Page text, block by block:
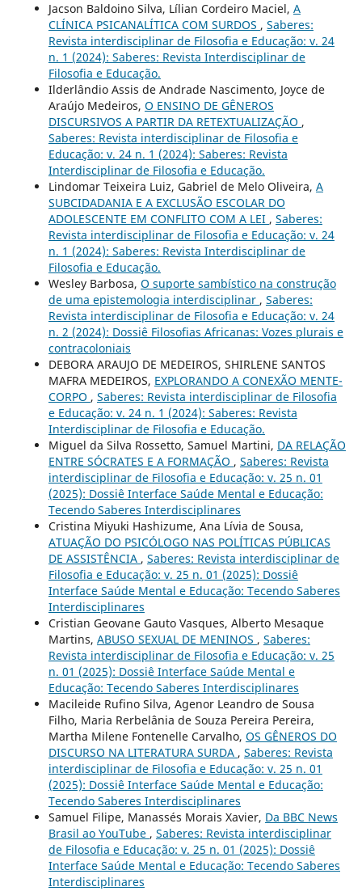
Jacson Baldoino Silva, Lílian Cordeiro Maciel, A
CLÍNICA PSICANALÍTICA COM SURDOS , Saberes:
Revista interdisciplinar de Filosofia e Educação: v. 24
n. 1 (2024): Saberes: Revista Interdisciplinar de
Filosofia e Educação.
Ilderlândio Assis de Andrade Nascimento, Joyce de
Araújo Medeiros, O ENSINO DE GÊNEROS
DISCURSIVOS A PARTIR DA RETEXTUALIZAÇÃO ,
Saberes: Revista interdisciplinar de Filosofia e
Educação: v. 24 n. 1 (2024): Saberes: Revista
Interdisciplinar de Filosofia e Educação.
Lindomar Teixeira Luiz, Gabriel de Melo Oliveira, A
SUBCIDADANIA E A EXCLUSÃO ESCOLAR DO
ADOLESCENTE EM CONFLITO COM A LEI , Saberes:
Revista interdisciplinar de Filosofia e Educação: v. 24
n. 1 (2024): Saberes: Revista Interdisciplinar de
Filosofia e Educação.
Wesley Barbosa, O suporte sambístico na construção
de uma epistemologia interdisciplinar , Saberes:
Revista interdisciplinar de Filosofia e Educação: v. 24
n. 2 (2024): Dossiê Filosofias Africanas: Vozes plurais e
contracoloniais
DEBORA ARAUJO DE MEDEIROS, SHIRLENE SANTOS
MAFRA MEDEIROS, EXPLORANDO A CONEXÃO MENTE-
CORPO , Saberes: Revista interdisciplinar de Filosofia
e Educação: v. 24 n. 1 (2024): Saberes: Revista
Interdisciplinar de Filosofia e Educação.
Miguel da Silva Rossetto, Samuel Martini, DA RELAÇÃO
ENTRE SÓCRATES E A FORMAÇÃO , Saberes: Revista
interdisciplinar de Filosofia e Educação: v. 25 n. 01
(2025): Dossiê Interface Saúde Mental e Educação:
Tecendo Saberes Interdisciplinares
Cristina Miyuki Hashizume, Ana Lívia de Sousa,
ATUAÇÃO DO PSICÓLOGO NAS POLÍTICAS PÚBLICAS
DE ASSISTÊNCIA , Saberes: Revista interdisciplinar de
Filosofia e Educação: v. 25 n. 01 (2025): Dossiê
Interface Saúde Mental e Educação: Tecendo Saberes
Interdisciplinares
Cristian Geovane Gauto Vasques, Alberto Mesaque
Martins, ABUSO SEXUAL DE MENINOS , Saberes:
Revista interdisciplinar de Filosofia e Educação: v. 25
n. 01 (2025): Dossiê Interface Saúde Mental e
Educação: Tecendo Saberes Interdisciplinares
Macileide Rufino Silva, Agenor Leandro de Sousa
Filho, Maria Rerbelânia de Souza Pereira Pereira,
Martha Milene Fontenelle Carvalho, OS GÊNEROS DO
DISCURSO NA LITERATURA SURDA , Saberes: Revista
interdisciplinar de Filosofia e Educação: v. 25 n. 01
(2025): Dossiê Interface Saúde Mental e Educação:
Tecendo Saberes Interdisciplinares
Samuel Filipe, Manassés Morais Xavier, Da BBC News
Brasil ao YouTube , Saberes: Revista interdisciplinar
de Filosofia e Educação: v. 25 n. 01 (2025): Dossiê
Interface Saúde Mental e Educação: Tecendo Saberes
Interdisciplinares